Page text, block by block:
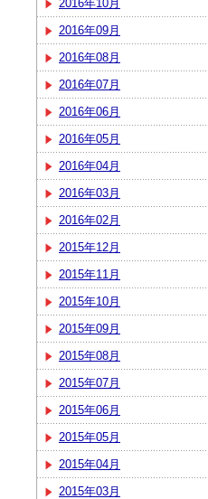
2016年10月
2016年09月
2016年08月
2016年07月
2016年06月
2016年05月
2016年04月
2016年03月
2016年02月
2015年12月
2015年11月
2015年10月
2015年09月
2015年08月
2015年07月
2015年06月
2015年05月
2015年04月
2015年03月